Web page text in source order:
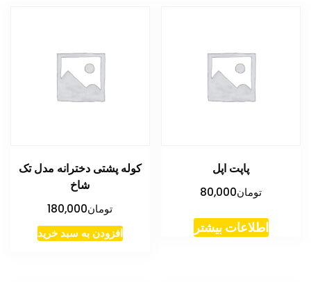
پاپت اپل
تومان80,000
اطلاعات بیشتر
کوله پشتی دخترانه مدل تک
شاخ
تومان180,000
افزودن به سبد خرید